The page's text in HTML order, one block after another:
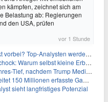
kämpfen, zeichnet sich am
Belastung ab: Regierungen
den USA, prüfen
vor 1 Stunde
werden optimistisch, aber die Geschichte sagt etwas anderes
kleine Erbschaften den Fiskus Millionen kosten
Trump Media zwei große Crypto.com-Deals storniert
erfasste Gaming-Ereignisse in Echtzeit-Datenpipeline
sieht langfristiges Potenzial